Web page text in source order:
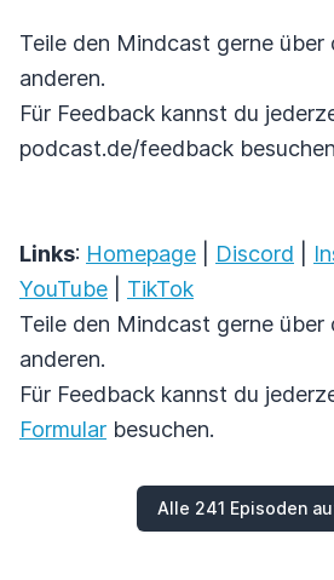
Teile den Mindcast gerne über
anderen.
Für Feedback kannst du
podcast.de/feedback
Links: Homepage Discord
YouTube
TikTok
Teile den Mindcast gerne über
anderen.
Für Feedback kannst du
Formular besuchen.
Alle 241 Episoden